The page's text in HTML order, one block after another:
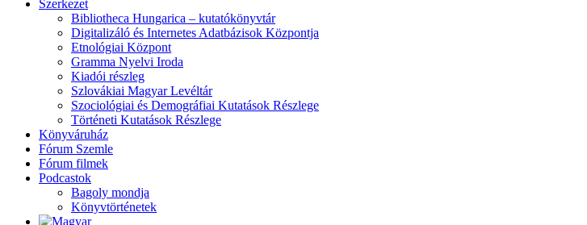
Szerkezet
Bibliotheca Hungarica – kutatókönyvtár
Digitalizáló és Internetes Adatbázisok Központja
Etnológiai Központ
Gramma Nyelvi Iroda
Kiadói részleg
Szlovákiai Magyar Levéltár
Szociológiai és Demográfiai Kutatások Részlege
Történeti Kutatások Részlege
Könyváruház
Fórum Szemle
Fórum filmek
Podcastok
Bagoly mondja
Könyvtörténetek